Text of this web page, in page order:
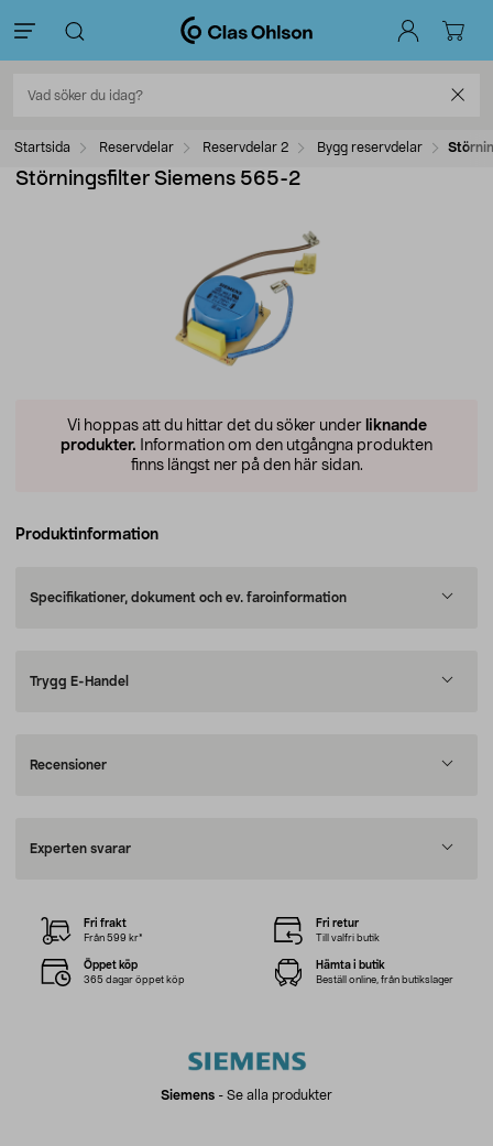
Startsida Reservdelar Reservdelar 2 Bygg reservdelar
Störningsfilter Siemens 565-2
Vi hoppas att du hittar det du söker under liknande
produkter. Information om den utgångna produkten
finns längst ner på den här sidan.
Produktinformation
Specifikationer, dokument och ev. faroinformation
Trygg E-Handel
Recensioner
Experten svarar
Siemens - Se alla produkter
Fri frakt
Från 599 kr*
Fri retur
Till valfri butik
Öppet köp
365 dagar öppet köp
Hämta i butik
Beställ online, från butikslager